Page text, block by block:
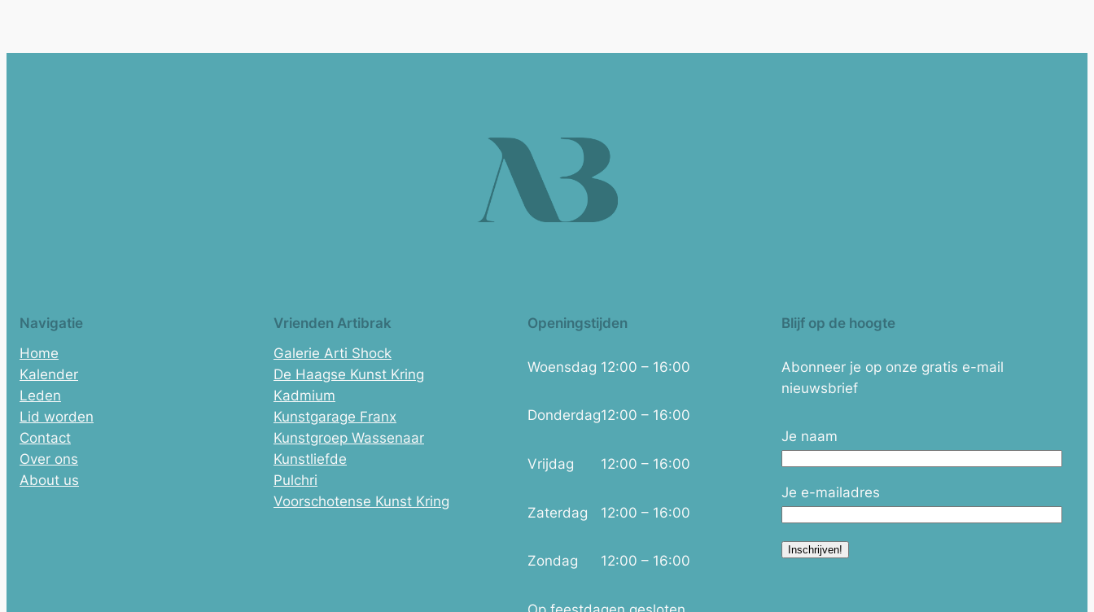
Navigatie
Home
Kalender
Leden
Lid worden
Contact
Over ons
About us
Vrienden Artibrak
Galerie Arti Shock
De Haagse Kunst Kring
Kadmium
Kunstgarage Franx
Kunstgroep Wassenaar
Kunstliefde
Pulchri
Voorschotense Kunst Kring
Openingstijden
Woensdag
Donderdag
Vrijdag
Zaterdag
Zondag
12:00 – 16:00
12:00 – 16:00
12:00 – 16:00
12:00 – 16:00
12:00 – 16:00
Blijf op de hoogte
Abonneer je op onze gratis e-mail
nieuwsbrief
Je naam
Je e-mailadres